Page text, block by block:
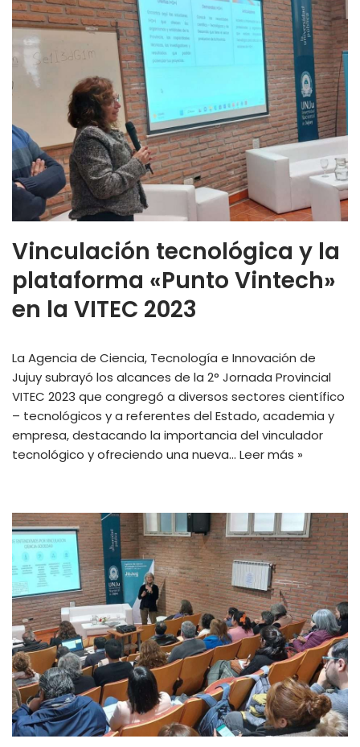
Vinculación tecnológica y la
plataforma «Punto Vintech»
en la VITEC 2023
La Agencia de Ciencia, Tecnología e Innovación de
Jujuy subrayó los alcances de la 2° Jornada Provincial
VITEC 2023 que congregó a diversos sectores científico
– tecnológicos y a referentes del Estado, academia y
empresa, destacando la importancia del vinculador
tecnológico y ofreciendo una nueva… Leer más »